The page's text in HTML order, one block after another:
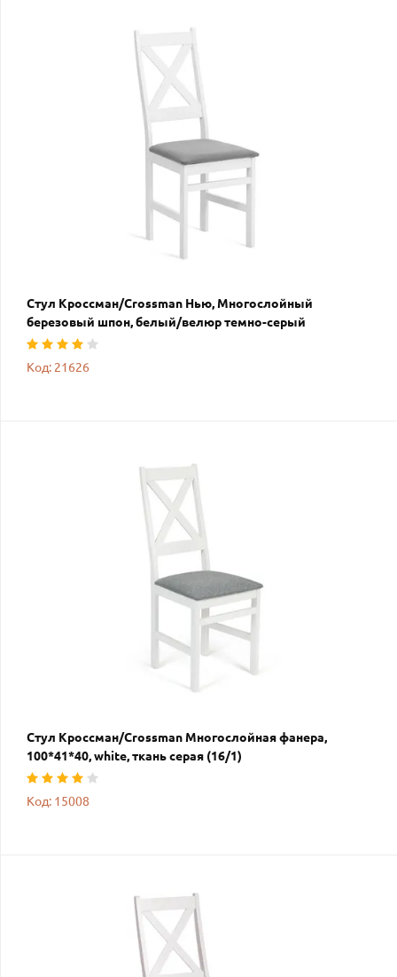
Стул Кроссман/Crossman Нью, Многослойный
березовый шпон, белый/велюр темно-серый
Код: 21626
Стул Кроссман/Crossman Многослойная фанера,
100*41*40, white, ткань серая (16/1)
Код: 15008